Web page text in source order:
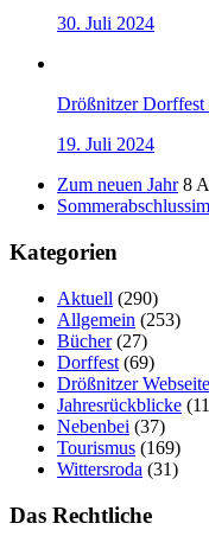
30. Juli 2024
Drößnitzer
19. Juli 2024
Zum neuen Jahr 8
Kategorien
Aktuell (290)
Allgemein (253)
Bücher(27)
Dorffest (69)
Drößnitzer
Jahresrückblicke
Nebenbei (37)
Tourismus (169)
Wittersroda (31)
Das Rechtliche